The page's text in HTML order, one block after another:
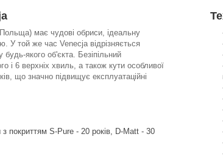
має чудові обриси, ідеальну
У той же час Venecja відрізняється
якого об'єкта. Безіпільний
і 6 верхніх хвиль, а також кути особливої
що значно підвищує експлуатаційні
з покриттям S-Pure - 20 років, D-Matt - 30